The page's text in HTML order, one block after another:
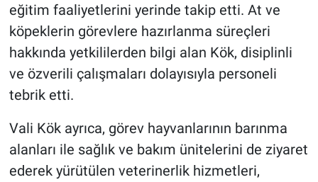
eğitim faaliyetlerini yerinde takip etti. At ve
köpeklerin görevlere hazırlanma süreçleri
hakkında yetkililerden bilgi alan Kök, disiplinli
ve özverili çalışmaları dolayısıyla personeli
tebrik etti.
Vali Kök ayrıca, görev hayvanlarının barınma
alanları ile sağlık ve bakım ünitelerini de ziyaret
ederek yürütülen veterinerlik hizmetleri,